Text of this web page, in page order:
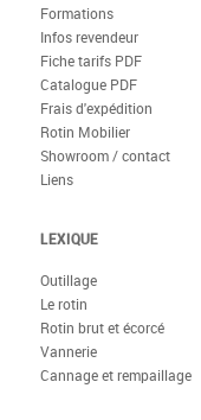
Formations
Infos revendeur
Fiche tarifs PDF
Catalogue PDF
Frais d'expédition
Rotin Mobilier
Showroom / contact
Liens
LEXIQUE
Outillage
Le rotin
Rotin brut et écorcé
Vannerie
Cannage et rempaillage